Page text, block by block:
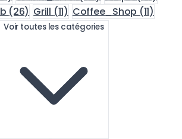
(26) Grill (11) Coffee_Shop (11)
Voir toutes les catégories